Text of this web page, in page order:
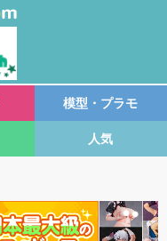
模型・プラモ
人気